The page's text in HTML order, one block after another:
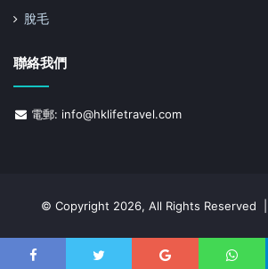
脫毛
聯絡我們
電郵: info@hklifetravel.com
© Copyright 2026, All Rights Reserved |